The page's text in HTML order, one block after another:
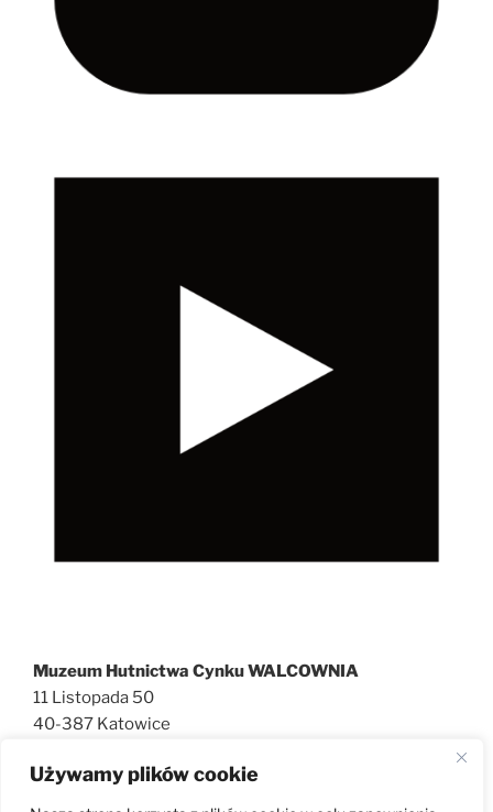
Używamy plików cookie
Muzeum Hutnictwa Cynku WALCOWNIA
11 Listopada 50
40-387 Katowice
walcownia@muzeatechniki.pl